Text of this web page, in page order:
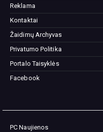
Reklama
Kontaktai
Žaidimų Archyvas
Privatumo Politika
Portalo Taisyklės
Facebook
PC Naujienos